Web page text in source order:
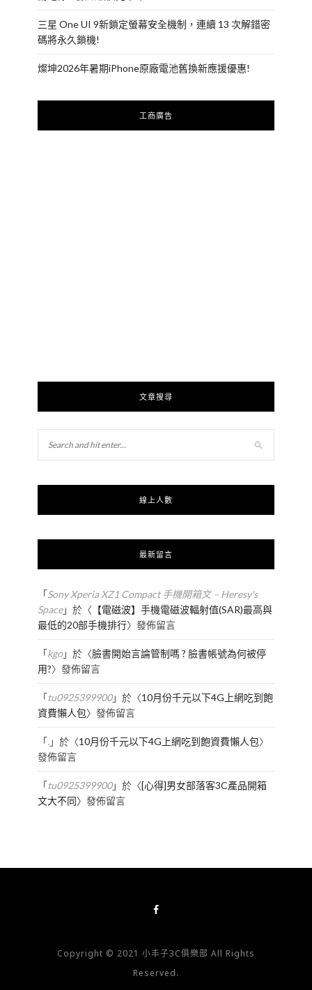
三星 One UI 9新鎖定螢幕安全機制，連續 13 次解錯密
碼將永久鎖機!
燦坤2026年暑期iPhone原廠電池舊換新應援優惠!
工商廣告
文章搜尋
線上人數
最新留言
「Sony Xperia XZ1 Compact 手機開箱文 – Heresy's
Space」於〈 【電磁波】手機電磁波輻射值(SAR)最高與
最低的20部手機排行〉發佈留言
「kgo」於〈臉書開始言論管制嗎 ? 臉書帳號為何被停
用?〉發佈留言
「tu0925399900」於〈10月份千元以下4G上網吃到飽
資費懶人包〉發佈留言
「.」於〈10月份千元以下4G上網吃到飽資費懶人包〉
發佈留言
「tu0925399900」於〈[心得]男女部落客3C產品開箱
文大不同〉發佈留言
Copyright © 2021 小丰子3C俱樂部 All Rights
Reserved.